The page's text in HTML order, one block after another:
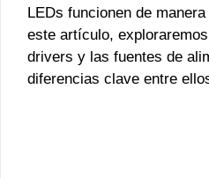
LEDs funcionen de
este artículo,
drivers y las fuentes de
diferencias clave entre